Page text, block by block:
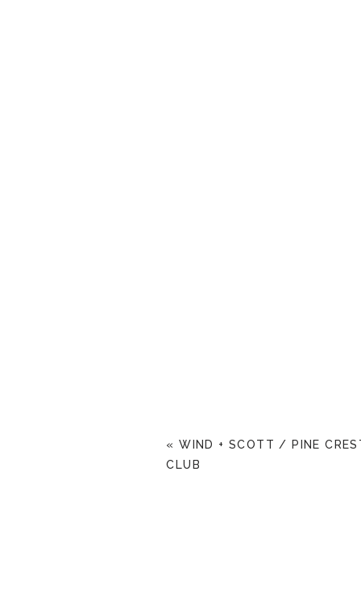
«WIND + SCOTT / PINE
CLUB